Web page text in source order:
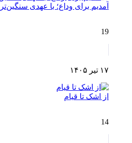
آمدیم برای وداع؛ با عهدی
19
۱۷ تیر ۱۴۰۵
از اشک تا قیام
14